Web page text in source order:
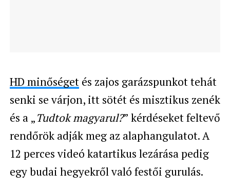
HD minőségetés zajos garázspunkot tehát
senki se várjon, itt sötét és misztikus zenék
és a „Tudtok magyarul?” kérdéseket feltevő
rendőrök adják meg az alaphangulatot. A
12 perces videó katartikus lezárása pedig
egy budai hegyekről való festői gurulás.